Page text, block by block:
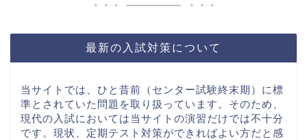
最新の入試対策について
当サイトでは、ひと昔前（センター試験終末期）に標
準とされていた問題を取り扱っています。そのため、
現代の入試においては当サイトの演習だけでは不十分
です。現状、定期テスト対策ができればよい方だと感